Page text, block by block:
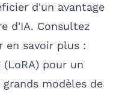
d'un avantage
d'IA. Consultez
en savoir plus :
pour un
modèles de